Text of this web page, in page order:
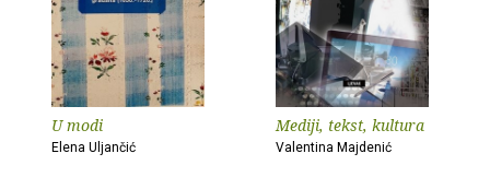
U modi
Elena Uljančić
Mediji, tekst, kultura
Valentina Majdenić